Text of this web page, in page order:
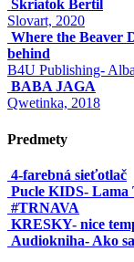
Škriatok Bertil
Slovart, 2020
Where the Beaver
behind
B4U Publishing-
BABA JAGA
Qwetinka, 2018
Predmety
4-farebná sieťotlač
Pucle KIDS- Lama
#TRNAVA
KRESKY- nice
Audiokniha- Ako